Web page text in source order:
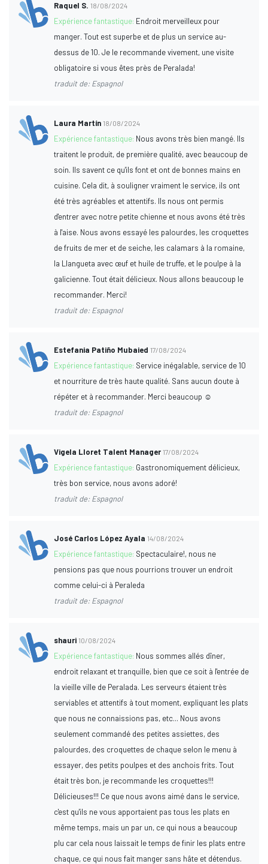
Raquel S. 18/08/2024
Expérience fantastique: Endroit merveilleux pour
manger. Tout est superbe et de plus un service au-
dessus de 10. Je le recommande vivement, une visite
obligatoire si vous êtes près de Peralada!
traduit de: Espagnol
Laura Martín 18/08/2024
Expérience fantastique: Nous avons très bien mangé. Ils
traitent le produit, de première qualité, avec beaucoup de
soin. Ils savent ce qu'ils font et ont de bonnes mains en
cuisine. Cela dit, à souligner vraiment le service, ils ont
été très agréables et attentifs. Ils nous ont permis
d'entrer avec notre petite chienne et nous avons été très
à l'aise. Nous avons essayé les palourdes, les croquettes
de fruits de mer et de seiche, les calamars à la romaine,
la Llangueta avec œuf et huile de truffe, et le poulpe à la
galicienne. Tout était délicieux. Nous allons beaucoup le
recommander. Merci!
traduit de: Espagnol
Estefania Patiño Mubaied 17/08/2024
Expérience fantastique: Service inégalable, service de 10
et nourriture de très haute qualité. Sans aucun doute à
répéter et à recommander. Merci beaucoup ☺️
traduit de: Espagnol
Vigela Lloret Talent Manager 17/08/2024
Expérience fantastique: Gastronomiquement délicieux,
très bon service, nous avons adoré!
traduit de: Espagnol
José Carlos López Ayala 14/08/2024
Expérience fantastique: Spectaculaire!, nous ne
pensions pas que nous pourrions trouver un endroit
comme celui-ci à Peraleda
traduit de: Espagnol
shauri 10/08/2024
Expérience fantastique: Nous sommes allés dîner,
endroit relaxant et tranquille, bien que ce soit à l'entrée de
la vieille ville de Peralada. Les serveurs étaient très
serviables et attentifs à tout moment, expliquant les plats
que nous ne connaissions pas, etc... Nous avons
seulement commandé des petites assiettes, des
palourdes, des croquettes de chaque selon le menu à
essayer, des petits poulpes et des anchois frits. Tout
était très bon, je recommande les croquettes!!!
Délicieuses!!! Ce que nous avons aimé dans le service,
c'est qu'ils ne vous apportaient pas tous les plats en
même temps, mais un par un, ce qui nous a beaucoup
plu car cela nous laissait le temps de finir les plats entre
chaque, ce qui nous fait manger sans hâte et détendus.